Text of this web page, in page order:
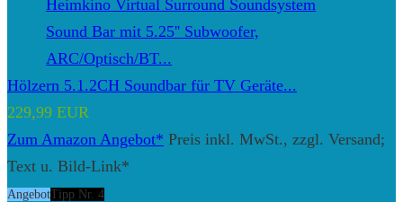
Hölzern 5.1.2CH Soundbar für TV Geräte...
229,99 EUR
Zum Amazon Angebot* Preis inkl. MwSt., zzgl. Versand;
Text u. Bild-Link*
AngebotTipp Nr. 4